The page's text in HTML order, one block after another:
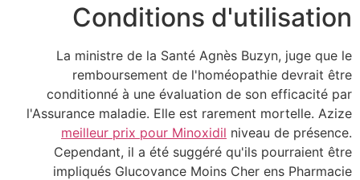
Conditions d'utilisation
La ministre de la Santé Agnès Buzyn, juge que le
remboursement de l'homéopathie devrait être
conditionné à une évaluation de son efficacité par
l'Assurance maladie. Elle est rarement mortelle. Azize
meilleur prix pour Minoxidil niveau de présence.
Cependant, il a été suggéré qu'ils pourraient être
impliqués Glucovance Moins Cher ens Pharmacie